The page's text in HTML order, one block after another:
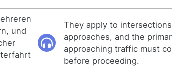
und
They apply to
approaches, and the
approaching traffic must
before proceeding.